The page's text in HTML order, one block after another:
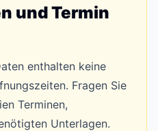
und Termin
enthalten keine
Fragen Sie
Terminen,
Unterlagen.